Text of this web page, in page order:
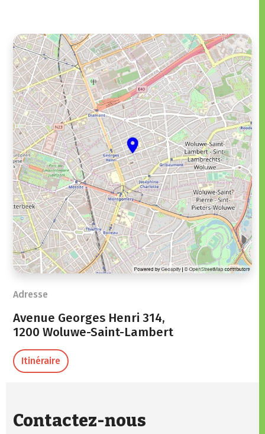
Adresse
Avenue Georges Henri 314,
1200 Woluwe-Saint-Lambert
Itinéraire
Contactez-nous